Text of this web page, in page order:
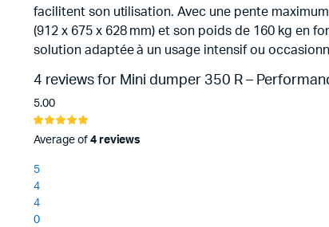
facilitent son utilisation. Avec une pente
(912 x 675 x 628 mm) et son poids de 160 kg en
solution adaptée à un usage intensif ou
4 reviews for Mini dumper 350 R –
5.00
5.00sur 5
notations
client
Average of 4 reviews
5
4
4
0